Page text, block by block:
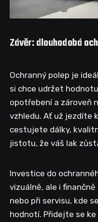
Závěr: dlouhodobá
Ochranný polep je
si chce udržet
opotřebení a zároveň
vzhledu. Ať už jezdíte
cestujete dálky,
jistotu, že váš lak
Investice do
vizuálně, ale i
nebo při servisu, kde
hodnotí. Přidejte se